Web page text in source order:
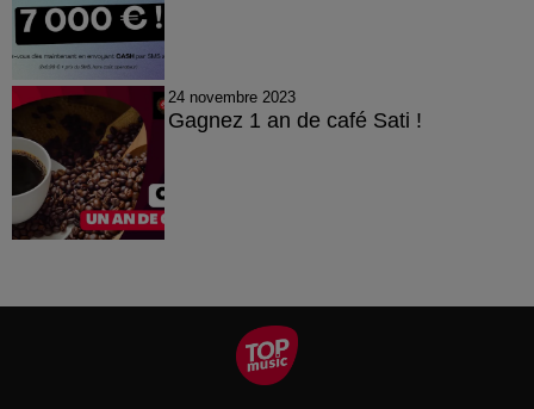
24 novembre 2023
Gagnez 1 an de café Sati !